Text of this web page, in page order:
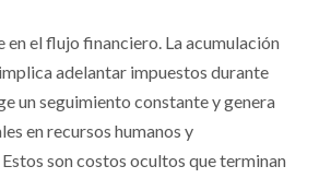
en el flujo financiero. La acumulación
adelantar impuestos durante
un seguimiento constante y genera
en recursos humanos y
son costos ocultos que terminan